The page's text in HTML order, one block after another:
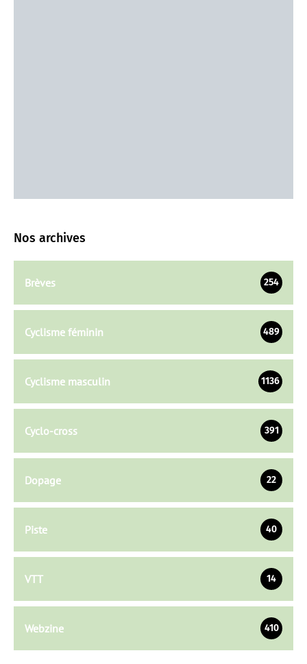
Nos archives
Brèves 254
Cyclisme féminin 489
Cyclisme masculin 1136
Cyclo-cross 391
Dopage 22
Piste 40
VTT 14
Webzine 410